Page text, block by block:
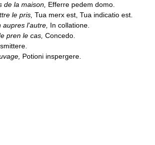
de la maison, Efferre pedem domo.
le pris, Tua merx est, Tua indicatio est.
l'autre, In collatione.
pren le cas, Concedo.
Potioni inspergere.